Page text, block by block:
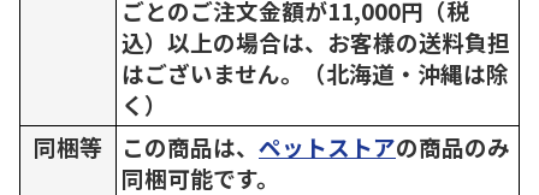
ごとのご注文金額が11,000円（税
込）以上の場合は、お客様の送料負担
はございません。（北海道・沖縄は除
く）
同梱等
この商品は、 ペットストアの商品のみ
同梱可能です。